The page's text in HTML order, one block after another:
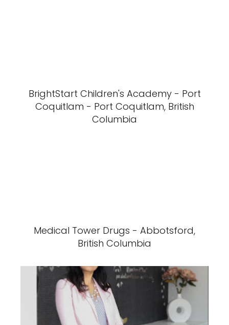
BrightStart Children's Academy - Port
Coquitlam - Port Coquitlam, British
Columbia
Medical Tower Drugs - Abbotsford,
British Columbia